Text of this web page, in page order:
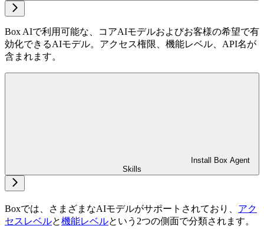
Box AIで利用可能な、コアAIモデルおよびお客様の希望で有
効化できるAIモデル。アクセス権限、機能レベル、API名が
含まれます。
Install Box Agent
Skills
Boxでは、さまざまなAIモデルがサポートされており、 アク
セスレベルと機能レベルという2つの側面で分類されます。